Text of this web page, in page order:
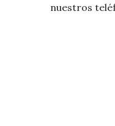
nuestros